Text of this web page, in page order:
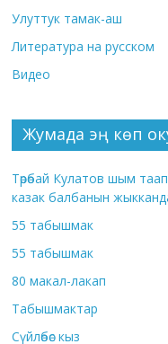
Улуттук тамак-аш
Литература на русском
Видео
Жумада эң көп
Төрөбай Кулатов шым
казак балбанын
55 табышмак
55 табышмак
80 макал-лакап
Табышмактар
Сүйлөбөс кыз